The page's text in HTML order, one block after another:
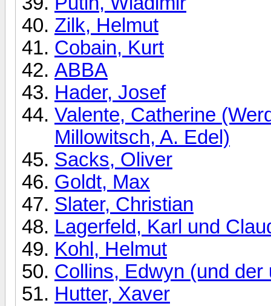
Zilk, Helmut
Cobain, Kurt
ABBA
Hader, Josef
Valente, Catherine
Millowitsch, A. Edel)
Sacks, Oliver
Goldt, Max
Slater, Christian
Lagerfeld, Karl und
Kohl, Helmut
Collins, Edwyn (und
Hutter, Xaver